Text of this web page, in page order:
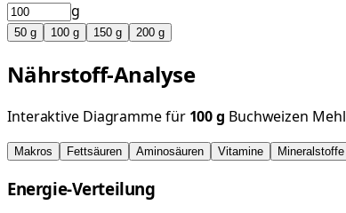
g
50 g 100 g 150 g 200 g
Nährstoff-Analyse
Interaktive Diagramme für 100g Buchweizen Mehl
Makros Fettsäuren Aminosäuren Vitamine Mineralstoffe
Energie-Verteilung